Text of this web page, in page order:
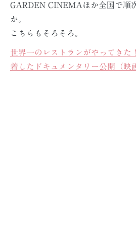
GARDEN CINEMAほか全国で順
か。
こちらもそろそろ。
世界一のレストランがやってきた
着したドキュメンタリー公開（映